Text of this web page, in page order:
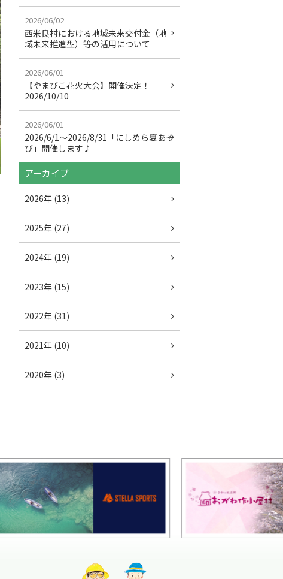
2026/06/02
西米良村における地域未来交付金（地
域未来推進型）等の活用について
2026/06/01
【やまびこ花火大会】開催決定！
2026/10/10
2026/06/01
2026/6/1～2026/8/31「にしめら夏あそ
び」開催します♪
アーカイブ
2026年 (13)
2025年 (27)
2024年 (19)
2023年 (15)
2022年 (31)
2021年 (10)
2020年 (3)